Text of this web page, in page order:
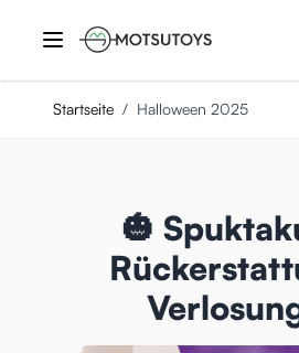
Startseite / Halloween 2025
🎃